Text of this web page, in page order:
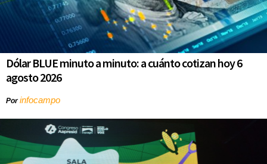
Dólar BLUE minuto a minuto: a cuánto cotizan hoy 6
agosto 2026
Porinfocampo